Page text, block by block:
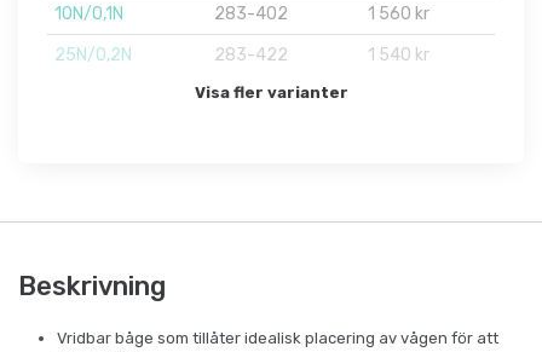
10N/0,1N
283-402
1 560 kr
25N/0,2N
283-422 1 540 kr
Visa fler varianter
Beskrivning
Vridbar båge som tillåter idealisk placering av vågen för att